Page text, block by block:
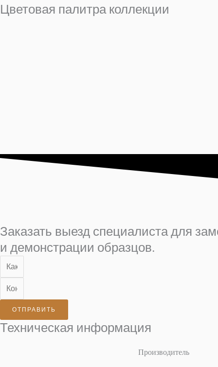
Цветовая палитра коллекции
Заказать выезд специалиста для
и демонстрации образцов.
ОТПРАВИТЬ
Техническая информация
Производитель